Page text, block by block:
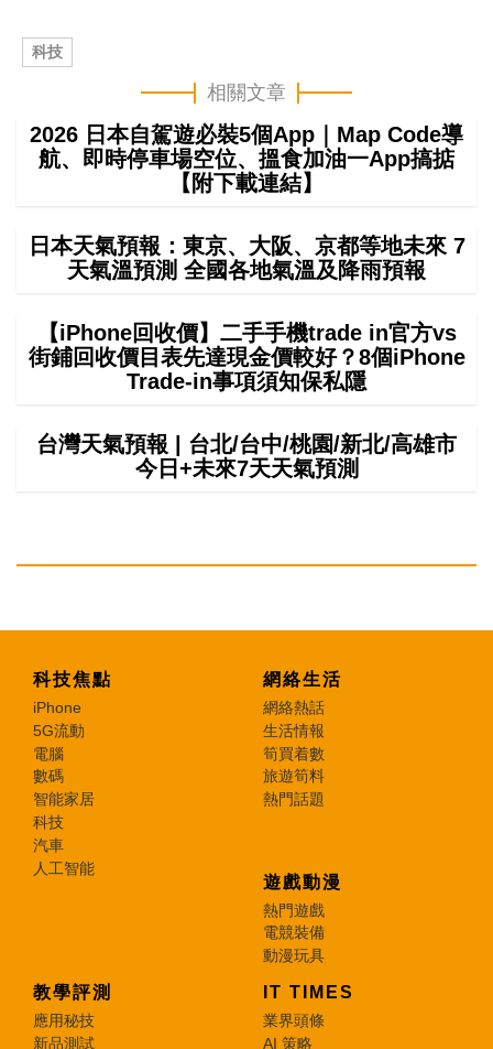
科技
相關文章
2026 日本自駕遊必裝5個App｜Map Code導
航、即時停車場空位、搵食加油一App搞掂
【附下載連結】
日本天氣預報：東京、大阪、京都等地未來 7
天氣溫預測 全國各地氣溫及降雨預報
【iPhone回收價】二手手機trade in官方vs
街鋪回收價目表先達現金價較好？8個iPhone
Trade-in事項須知保私隱
台灣天氣預報 | 台北/台中/桃園/新北/高雄市
今日+未來7天天氣預測
科技焦點
iPhone
5G流動
電腦
數碼
智能家居
科技
汽車
人工智能
網絡生活
網絡熱話
生活情報
筍買着數
旅遊筍料
熱門話題
遊戲動漫
熱門遊戲
電競裝備
動漫玩具
教學評測
應用秘技
新品測試
IT TIMES
業界頭條
AI 策略